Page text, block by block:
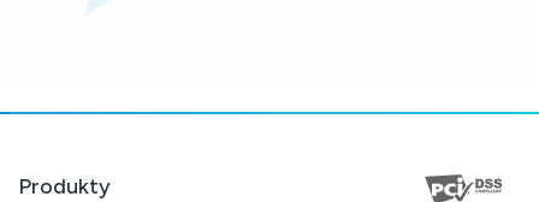
Produkty